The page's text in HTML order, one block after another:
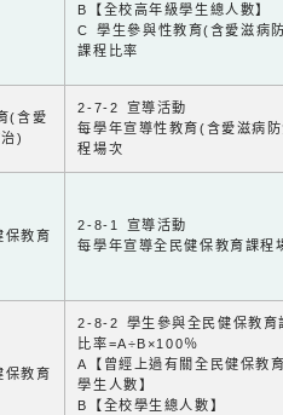
B【全校高年級學生總人數】
C 學生參與性教育(含愛滋病
課程比率
(含愛
)
2-7-2 宣導活動
每學年宣導性教育(含愛滋病
程場次
教育
2-8-1 宣導活動
每學年宣導全民健保教育課程
教育
2-8-2 學生參與全民健保教育
比率=A÷B×100％
A【曾經上過有關全民健保教
學生人數】
B【全校學生總人數】